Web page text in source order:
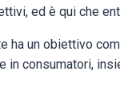
ed è qui che
ha un obiettivo
in consumatori,